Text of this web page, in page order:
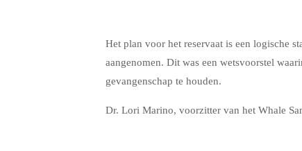
Het plan voor het reservaat is een logische
aangenomen. Dit was een wetsvoorstel
gevangenschap te houden.
Dr. Lori Marino, voorzitter van het Whale